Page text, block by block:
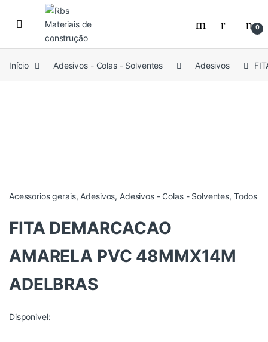
Skip to navigation
Skip to content
0
Início Adesivos - Colas - Solventes Adesivos
Acessorios gerais, Adesivos, Adesivos - Colas - Solventes, Todos
FITA DEMARCACAO
AMARELA PVC 48MMX14M
ADELBRAS
Disponivel: